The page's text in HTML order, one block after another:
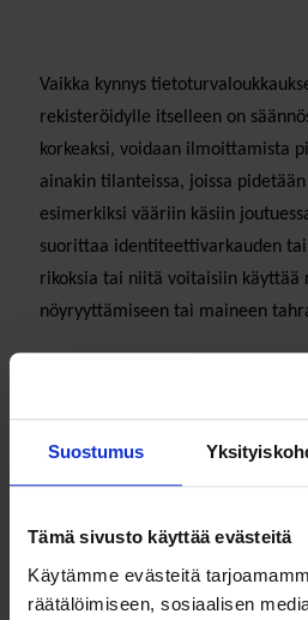
Suostumus
Tämä sivusto käyttää evästeitä
Käytämme evästeitä
räätälöimiseen, sosiaalisen
Vaikka kynnys
rekisteröidylle itselleen on
korkeaksi, voidaan ilmoittamista
ainakin tilanteissa, joissa
esimerkiksi vääriin käsiin
suorittaa identiteettivarkauden
rikoksia tai niitä voitaisiin käyttää
nöyryyttämiseen tai maineen
Koska tietoturvaloukkausten
rekisterinpitäjä tarvittaessa
kannanottoa siitä, tulisiko
rekisteröidylle.